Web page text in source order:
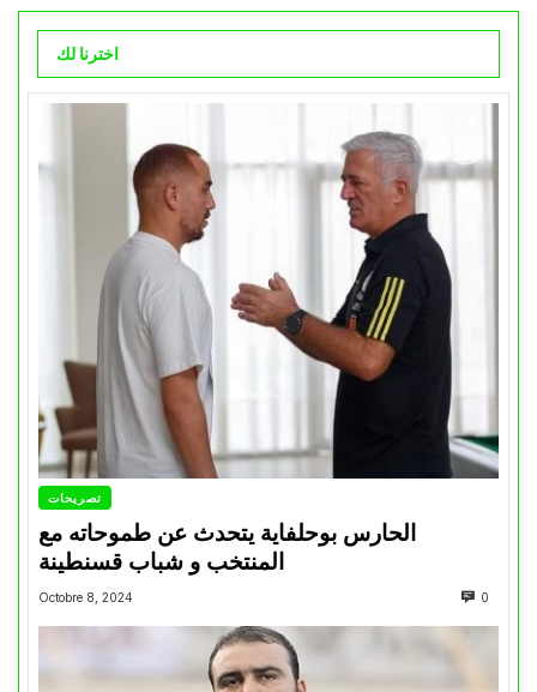
اخترنا لك
تصريحات
الحارس بوحلفاية يتحدث عن طموحاته مع
المنتخب و شباب قسنطينة
Octobre 8, 2024 0